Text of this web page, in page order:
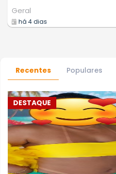
Prestadores Serviços
há 6 dias
Recentes Populares
DESTAQUE